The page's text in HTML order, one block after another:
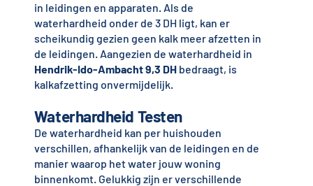
in leidingen en apparaten. Als de
waterhardheid onder de 3 DH ligt, kan er
scheikundig gezien geen kalk meer afzetten in
de leidingen. Aangezien de waterhardheid in
Hendrik-Ido-Ambacht9,3 DHbedraagt, is
kalkafzetting onvermijdelijk.
Waterhardheid Testen
De waterhardheid kan per huishouden
verschillen, afhankelijk van de leidingen en de
manier waarop het water jouw woning
binnenkomt. Gelukkig zijn er verschillende